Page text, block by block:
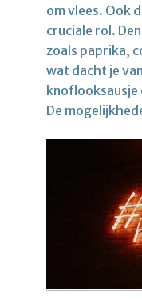
om vlees. Ook
cruciale rol.
zoals paprika,
wat dacht je
De